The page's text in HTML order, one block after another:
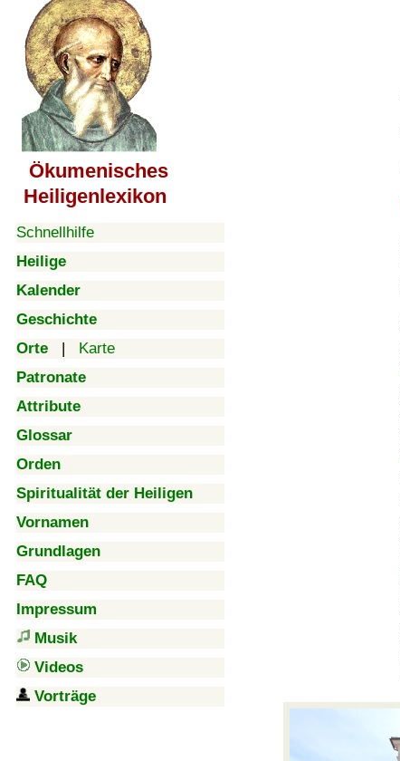
Ökumenisches
Heiligenlexikon
Schnellhilfe
Heilige
Kalender
Geschichte
Orte | Karte
Patronate
Attribute
Glossar
Orden
Spiritualität der Heiligen
Vornamen
Grundlagen
FAQ
Impressum
Musik
Videos
Vorträge